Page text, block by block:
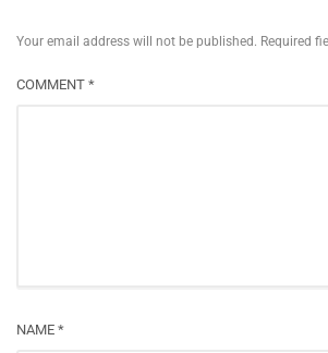
Your email address will not be published. Required
COMMENT *
NAME *